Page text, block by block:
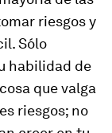
riesgos y
Sólo
habilidad de
que valga
riesgos; no